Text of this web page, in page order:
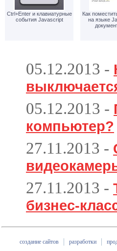
Ctrl+Enter и клавиатурные
события Javascript
Как
на языке
05.12.2013 -
05.12.2013 -
компьютер?
27.11.2013 -
27.11.2013 -
бизнес-
создание сайтов разработки